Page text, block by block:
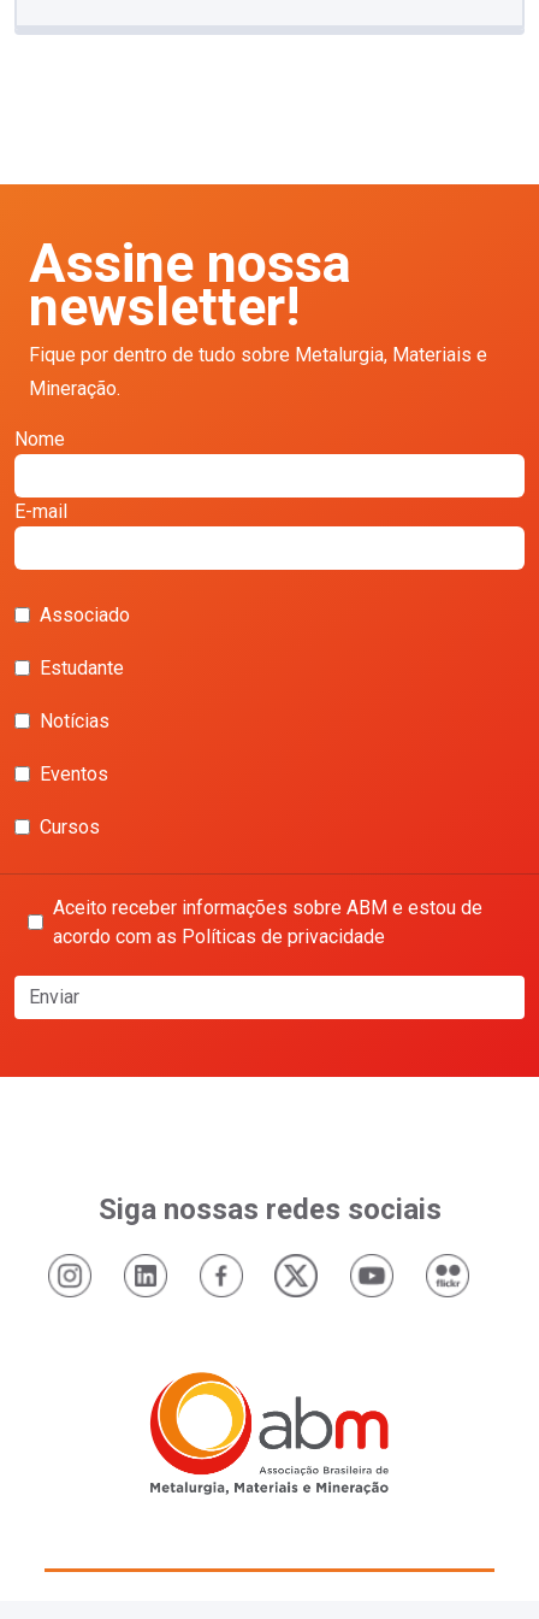
Assine nossa
newsletter!
Fique por dentro de tudo sobre Metalurgia, Materiais e
Mineração.
Nome
E-mail
Associado
Estudante
Notícias
Eventos
Cursos
Aceito receber informações sobre ABM e estou de
acordo com as Políticas de privacidade
Enviar
Siga nossas redes sociais